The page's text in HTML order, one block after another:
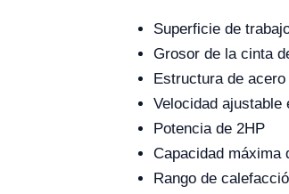
Superficie de
Grosor de la cinta
Estructura de
Velocidad ajustable
Potencia de 2HP
Capacidad máxima
Rango de